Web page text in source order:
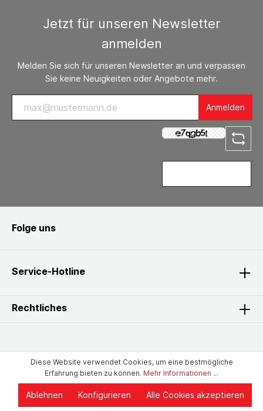
Jetzt für unseren Newsletter
anmelden
Melden Sie sich für unseren Newsletter an und verpassen
Sie keine Neuigkeiten oder Angebote mehr.
Anmelden
Service-Hotline
Folge uns
Rechtliches
Diese Website verwendet Cookies, um eine bestmögliche
Erfahrung bieten zu können. Mehr Informationen ...
Ablehnen Konfigurieren Alle Cookies akzeptieren